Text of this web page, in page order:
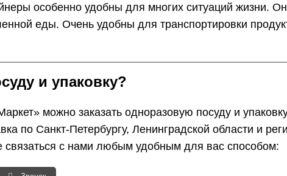
особенно удобны для многих ситуаций жизни.
еды. Очень удобны для транспортировки
и упаковку?
можно заказать одноразовую посуду и
по Санкт-Петербургу, Ленинградской области и
с нами любым удобным для вас способом: